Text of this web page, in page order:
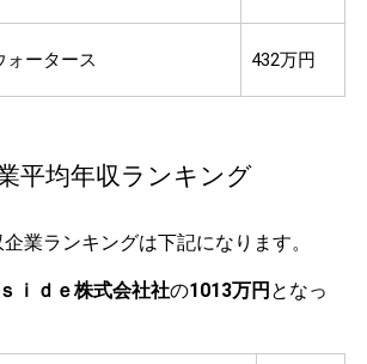
ォータース 432万円
平均年収ランキング
業ランキングは下記になります。
ｉｄｅ株式会社社の1013万円 となっ